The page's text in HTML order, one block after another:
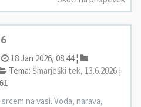
18 Jan 2026, 08:44 ¦
Tema: Šmarješki tek, 13.6.2026 ¦
na vasi. Voda, narava,